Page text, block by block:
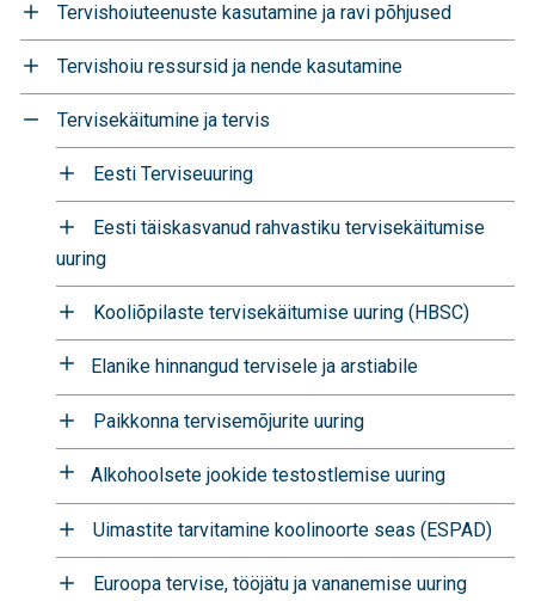
Tervishoiuteenuste kasutamine ja ravi põhjused
Tervishoiu ressursid ja nende kasutamine
Tervisekäitumine ja tervis
Eesti Terviseuuring
Eesti täiskasvanud rahvastiku tervisekäitumise
uuring
Kooliõpilaste tervisekäitumise uuring (HBSC)
Elanike hinnangud tervisele ja arstiabile
Paikkonna tervisemõjurite uuring
Alkohoolsete jookide testostlemise uuring
Uimastite tarvitamine koolinoorte seas (ESPAD)
Euroopa tervise, tööjätu ja vananemise uuring